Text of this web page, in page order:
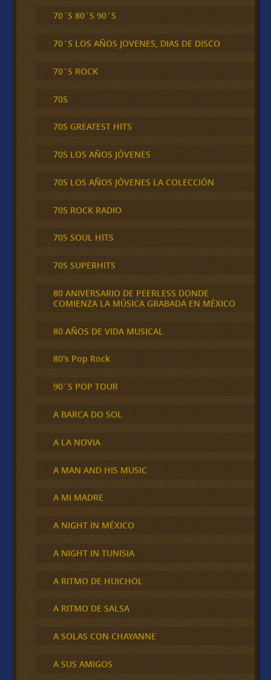
70´S 80´S 90´S
70´S LOS AÑOS JOVENES, DIAS DE DISCO
70´S ROCK
70S
70S GREATEST HITS
70S LOS AÑOS JÓVENES
70S LOS AÑOS JÓVENES LA COLECCIÓN
70S ROCK RADIO
70S SOUL HITS
70S SUPERHITS
80 ANIVERSARIO DE PEERLESS DONDE
COMIENZA LA MÚSICA GRABADA EN MÉXICO
80 AÑOS DE VIDA MUSICAL
80's Pop Rock
90´S POP TOUR
A BARCA DO SOL
A LA NOVIA
A MAN AND HIS MUSIC
A MI MADRE
A NIGHT IN MÉXICO
A NIGHT IN TUNISIA
A RITMO DE HUICHOL
A RITMO DE SALSA
A SOLAS CON CHAYANNE
A SUS AMIGOS